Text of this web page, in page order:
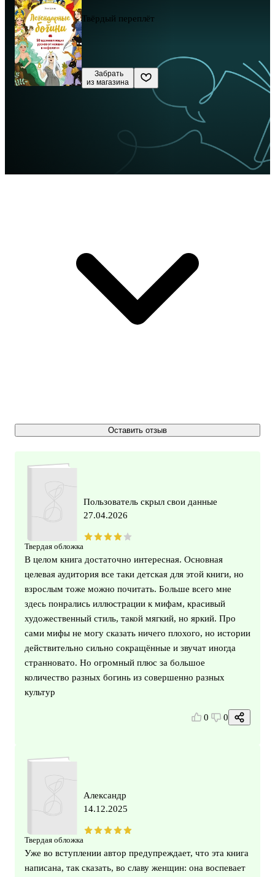
Твёрдый переплёт
Забрать
из магазина
Оставить отзыв
Твердая обложка
Пользователь скрыл свои данные
27.04.2026
В целом книга достаточно интересная. Основная
целевая аудитория все таки детская для этой книги, но
взрослым тоже можно почитать. Больше всего мне
здесь понрались иллюстрации к мифам, красивый
художественный стиль, такой мягкий, но яркий. Про
сами мифы не могу сказать ничего плохого, но истории
действительно сильно сокращённые и звучат иногда
странновато. Но огромный плюс за большое
количество разных богинь из совершенно разных
культур
0 0
Твердая обложка
Александр
14.12.2025
Уже во вступлении автор предупреждает, что эта книга
написана, так сказать, во славу женщин: она воспевает